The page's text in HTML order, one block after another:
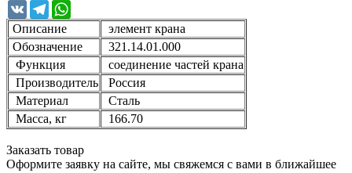
VK Telegram
Описание
элемент крана
Обозначение
321.14.01.000
Функция
соединение частей крана
Производитель
Россия
Материал
Сталь
Масса, кг
166.70
Заказать товар
Оформите заявку на сайте, мы свяжемся с вами в ближайшее